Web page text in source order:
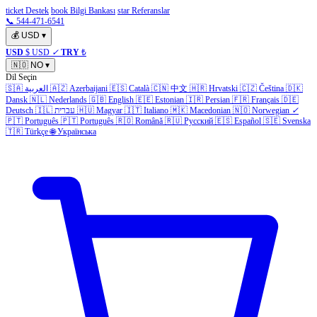
ticket Destek book Bilgi Bankası star Referanslar
📞 544-471-6541
💰 USD ▾
USD $ USD ✓ TRY ₺
🇳🇴 NO ▾
Dil Seçin
🇸🇦 العربية 🇦🇿 Azerbaijani 🇪🇸 Català 🇨🇳 中文 🇭🇷 Hrvatski 🇨🇿 Čeština 🇩🇰
Dansk 🇳🇱 Nederlands 🇬🇧 English 🇪🇪 Estonian 🇮🇷 Persian 🇫🇷 Français 🇩🇪
Deutsch 🇮🇱 עברית 🇭🇺 Magyar 🇮🇹 Italiano 🇲🇰 Macedonian 🇳🇴 Norwegian ✓
🇵🇹 Português 🇵🇹 Português 🇷🇴 Română 🇷🇺 Русский 🇪🇸 Español 🇸🇪 Svenska
🇹🇷 Türkçe 🌐 Українська